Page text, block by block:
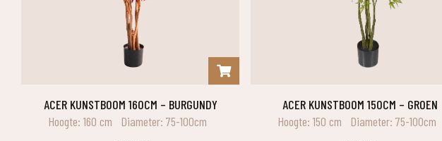
ACER KUNSTBOOM 160CM – BURGUNDY
Hoogte: 160 cm
Diameter: 75-100cm
ACER KUNSTBOOM 150CM – GROEN
Hoogte: 150 cm
Diameter: 75-100cm